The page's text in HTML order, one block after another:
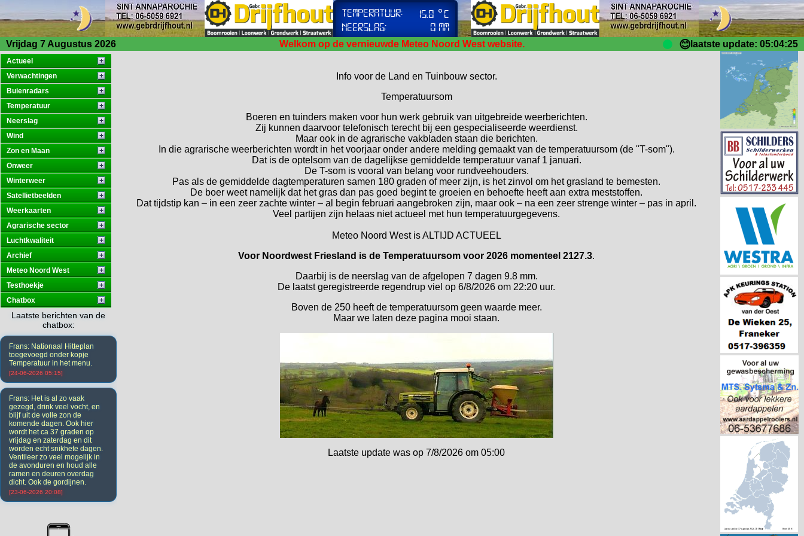
Vrijdag 7 Augustus 2026 Welkom op de vernieuwde Meteo Noord West website. 😊 laatste update: 05:04:25
Actueel
Verwachtingen
Buienradars
Temperatuur
Neerslag
Wind
Zon en Maan
Onweer
Winterweer
Satellietbeelden
Weerkaarten
Agrarische sector
Luchtkwaliteit
Archief
Meteo Noord West
Testhoekje
Chatbox
Laatste berichten van de
chatbox:
Frans: Nationaal Hitteplan
toegevoegd onder kopje
Temperatuur in het menu.
[24-06-2026 05:15]
Frans: Het is al zo vaak
gezegd, drink veel vocht, en
blijf uit de volle zon de
komende dagen. Ook hier
wordt het ca 37 graden op
vrijdag en zaterdag en dit
worden echt snikhete dagen.
Ventileer zo veel mogelijk in
de avonduren en houd alle
ramen en deuren overdag
dicht. Ook de gordijnen.
[23-06-2026 20:08]
Info voor de Land en Tuinbouw sector.
Temperatuursom
Boeren en tuinders maken voor hun werk gebruik van uitgebreide weerberichten.
Zij kunnen daarvoor telefonisch terecht bij een gespecialiseerde weerdienst.
Maar ook in de agrarische vakbladen staan die berichten.
In die agrarische weerberichten wordt in het voorjaar onder andere melding gemaakt van de temperatuursom (de "T-som").
Dat is de optelsom van de dagelijkse gemiddelde temperatuur vanaf 1 januari.
De T-som is vooral van belang voor rundveehouders.
Pas als de gemiddelde dagtemperaturen samen 180 graden of meer zijn, is het zinvol om het grasland te bemesten.
De boer weet namelijk dat het gras dan pas goed begint te groeien en behoefte heeft aan extra meststoffen.
Dat tijdstip kan – in een zeer zachte winter – al begin februari aangebroken zijn, maar ook – na een zeer strenge winter – pas in april.
Veel partijen zijn helaas niet actueel met hun temperatuurgegevens.
Meteo Noord West is ALTIJD ACTUEEL
Voor Noordwest Friesland is de Temperatuursom voor 2026 momenteel 2127.3.
Daarbij is de neerslag van de afgelopen 7 dagen 9.8mm.
De laatst geregistreerde regendrup viel op 6/8/2026 om 22:20 uur.
Boven de 250 heeft de temperatuursom geen waarde meer.
Maar we laten deze pagina mooi staan.
Laatste update was op 7/8/2026 om 05:00